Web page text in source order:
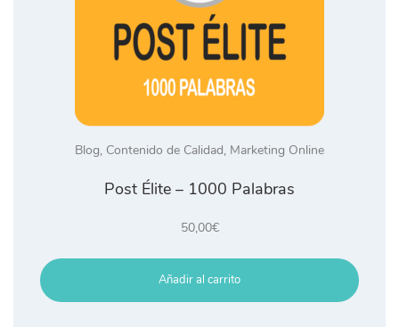
Blog, Contenido de Calidad, Marketing Online
Post Élite – 1000 Palabras
50,00€
Añadir al carrito